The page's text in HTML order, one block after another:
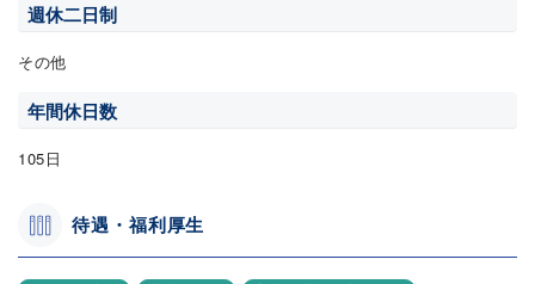
週休二日制
その他
年間休日数
105日
待遇・福利厚生